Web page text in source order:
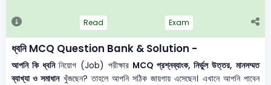
Read Exam
ধ্বনি MCQ Question Bank & Solution -
আপনি কি ধ্বনিনিয়োগ (Job) পরীক্ষার MCQ প্রশ্নব্যাংক, নির্ভুল উত্তর, মানসম্মত
ব্যাখ্যা ও সমাধানখুঁজছেন? তাহলে আপনি সঠিক জায়গায় এসেছেন। এখানে আপনি পাবেন